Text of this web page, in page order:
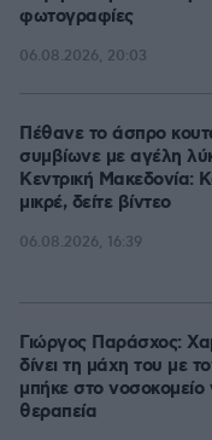
φωτογραφίες
06.08.2026, 20:03
Πέθανε το άσπρο
συμβίωνε με αγέλη
Κεντρική Μακεδονία:
μικρέ, δείτε βίντεο
06.08.2026, 16:39
Γιώργος Παράσχος:
δίνει τη μάχη του με
μπήκε στο νοσοκομείο
θεραπεία